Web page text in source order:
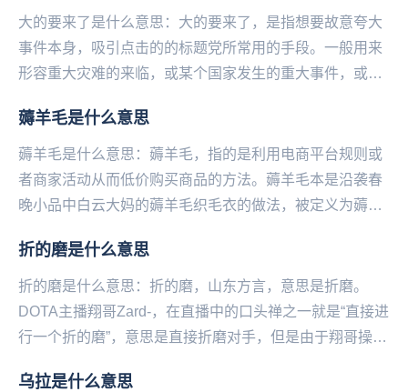
大的要来了是什么意思：大的要来了，是指想要故意夸大
事件本身，吸引点击的的标题党所常用的手段。一般用来
形容重大灾难的来临，或某个国家发生的重大事件，或自
薅羊毛是什么意思
薅羊毛是什么意思：薅羊毛，指的是利用电商平台规则或
者商家活动从而低价购买商品的方法。薅羊毛本是沿袭春
晚小品中白云大妈的薅羊毛织毛衣的做法，被定义为薅羊
商...
折的磨是什么意思
折的磨是什么意思：折的磨，山东方言，意思是折磨。
DOTA主播翔哥Zard-，在直播中的口头禅之一就是“直接进
行一个折的磨”，意思是直接折磨对手，但是由于翔哥操作
乌拉是什么意思